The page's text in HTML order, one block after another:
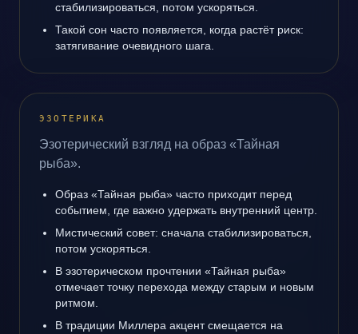
стабилизироваться, потом ускоряться.
Такой сон часто появляется, когда растёт риск:
затягивание очевидного шага.
ЭЗОТЕРИКА
Эзотерический взгляд на образ «Тайная
рыба».
Образ «Тайная рыба» часто приходит перед
событием, где важно удержать внутренний центр.
Мистический совет: сначала стабилизироваться,
потом ускоряться.
В эзотерическом прочтении «Тайная рыба»
отмечает точку перехода между старым и новым
ритмом.
В традиции Миллера акцент смещается на